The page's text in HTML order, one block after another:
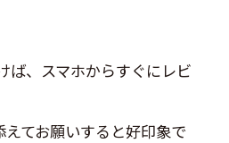
ば、スマホからすぐにレビ
てお願いすると好印象で